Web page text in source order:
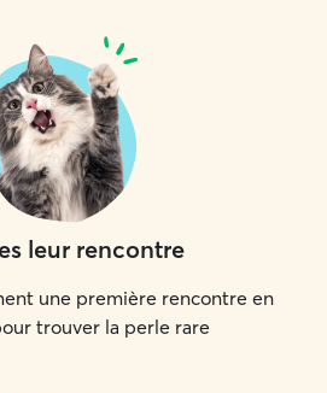
leur rencontre
une première rencontre en
trouver la perle rare